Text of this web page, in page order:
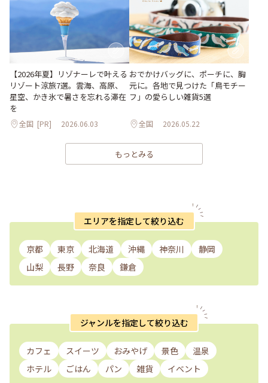
【2026年夏】リゾナーレで叶える
リゾート涼旅7選。雲海、高原、
星空、かき氷で暑さを忘れる滞在
を
全国 [PR] 2026.06.03
おでかけバッグに、ポーチに、胸
元に。各地で見つけた「鳥モチー
フ」の愛らしい雑貨5選
全国 2026.05.22
もっとみる
エリアを指定して絞り込む
京都 東京 北海道 沖縄 神奈川
静岡
山梨
長野 奈良 鎌倉
ジャンルを指定して絞り込む
カフェ スイーツ おみやげ 景色
温泉
ホテル
ごはん パン 雑貨 イベント